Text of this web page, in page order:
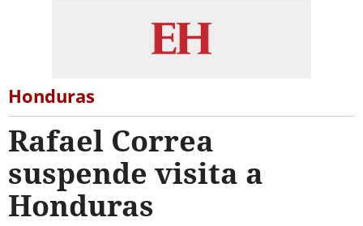
Honduras
Rafael Correa
suspende visita a
Honduras